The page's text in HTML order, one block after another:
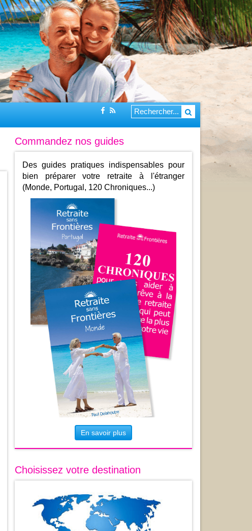
Commandez nos guides
Des guides pratiques indispensables pour
bien préparer votre retraite à l'étranger
(Monde, Portugal, 120 Chroniques...)
En savoir plus
Choisissez votre destination